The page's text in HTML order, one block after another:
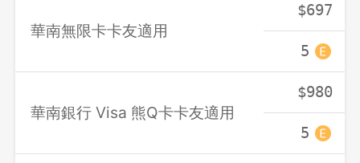
華南無限卡卡友適用
$697
5
華南銀行 Visa 熊Q卡卡友適用
$980
5